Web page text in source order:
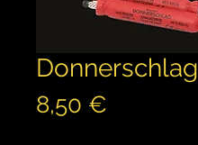
Donnerschlag
8,50 €